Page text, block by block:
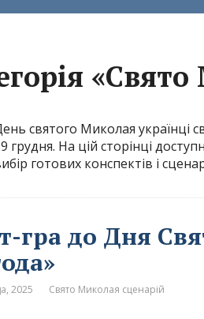
святого Миколая українці
грудня. На цій сторінці
готових конспектів і
гра до Дня
2025 Свято Миколая сценарій